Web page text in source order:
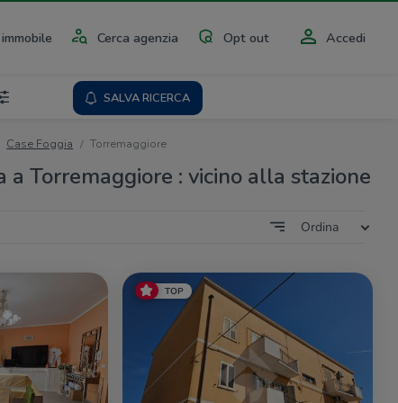
Cerca agenzia Opt out Accedi
SALVA RICERCA
Case Foggia Torremaggiore
a Torremaggiore : vicino alla stazione
Ordina
TOP